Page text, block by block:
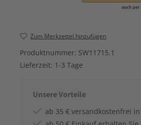
Zum Merkzettel hinzufügen
Produktnummer: SW11715.1
Lieferzeit: 1-3 Tage
Unsere Vorteile
ab 35 € versandkostenfrei in